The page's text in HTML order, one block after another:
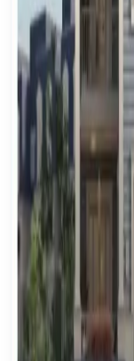
Immobiliendetails
Häufig gestellte
Häufige Fragen
Wie kann ich meine
Ist das Inserieren
Wie lange dauert der
Welche Dokumente
Was passiert nach